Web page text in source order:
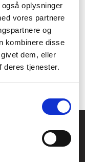
oplysninger
vores partnere
og
kombinere disse
dem, eller
deres tjenester.
i QNAP NAS,
lagringsløsning, der
gøre. Det er især et
er ude efter QNAP
se på fordelene ved at
. Sammen skal vi nok